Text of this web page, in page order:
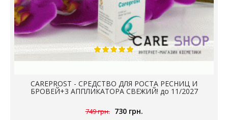
CAREPROST - СРЕДСТВО ДЛЯ РОСТА РЕСНИЦ И
БРОВЕЙ+3 АППЛИКАТОРА СВЕЖИЙ! до 11/2027
749 грн. 730 грн.